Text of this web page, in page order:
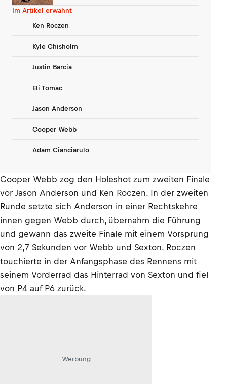
Washougal
Im Artikel erwähnt
Ken Roczen
Kyle Chisholm
Justin Barcia
Eli Tomac
Jason Anderson
Cooper Webb
Adam Cianciarulo
Cooper Webb zog den Holeshot zum zweiten Finale
vor Jason Anderson und Ken Roczen. In der zweiten
Runde setzte sich Anderson in einer Rechtskehre
innen gegen Webb durch, übernahm die Führung
und gewann das zweite Finale mit einem Vorsprung
von 2,7 Sekunden vor Webb und Sexton. Roczen
touchierte in der Anfangsphase des Rennens mit
seinem Vorderrad das Hinterrad von Sexton und fiel
von P4 auf P6 zurück.
Werbung